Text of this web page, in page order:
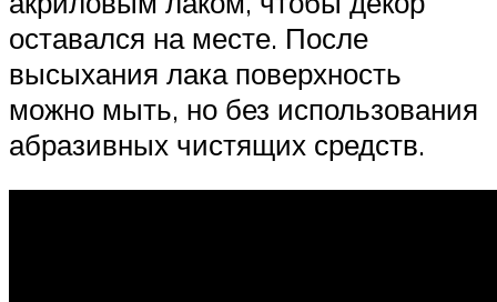
оставался на месте. После
высыхания лака поверхность
можно мыть, но без использования
абразивных чистящих средств.